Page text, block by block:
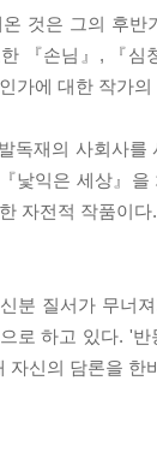
것은 그의 후
『손님』, 『심
가에 대한 작가
독재의 사회사
낯익은 세상』
자전적 작품이
분 질서가 무너
로 하고 있다. '
자신의 담론을 한